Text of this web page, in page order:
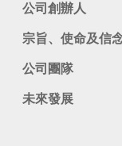
公司創辦人
宗旨、使命及信
公司團隊
未來發展